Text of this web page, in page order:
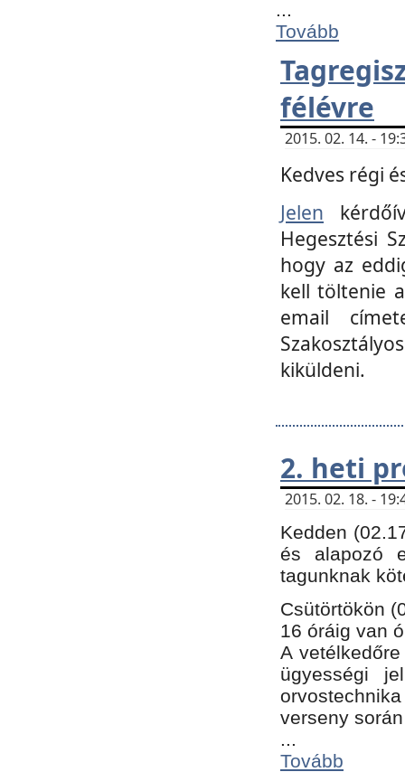
...
Tovább
félévre
2015. 02. 14. -
Kedves régi
Jelen
Hegesztési
hogy az
kell töltenie
email
kiküldeni.
2. heti
2015. 02. 18. -
Kedden
és alapozó
tagunknak
Csütörtökön
16 óráig van
A
ügyességi
verseny
...
Tovább